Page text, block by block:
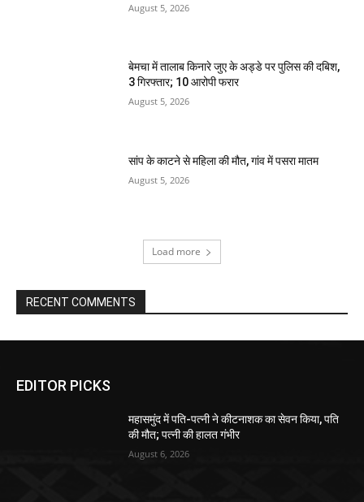
August 5, 2026
बेमचा में तालाब किनारे जुए के अड्डे पर पुलिस की दबिश,
3 गिरफ्तार; 10 आरोपी फरार
August 5, 2026
सांप के काटने से महिला की मौत, गांव में पसरा मातम
August 5, 2026
Load more
RECENT COMMENTS
EDITOR PICKS
महासमुंद में पति-पत्नी ने कीटनाशक का सेवन किया, पति
की मौत; पत्नी की हालत गंभीर
August 6, 2026